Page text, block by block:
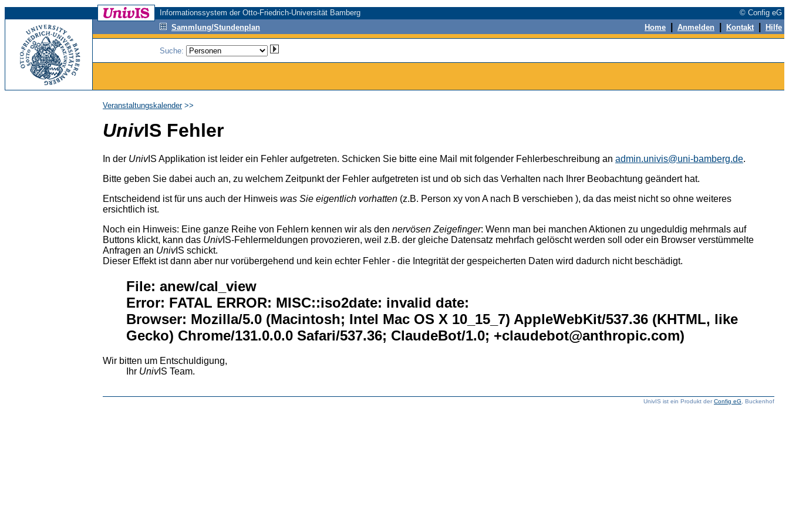
Informationssystem der Otto-Friedrich-Universität Bamberg
© Config eG
Sammlung/Stundenplan
Home Anmelden Kontakt Hilfe
Suche:
Veranstaltungskalender>>
UnivIS Fehler
In der UnivIS Applikation ist leider ein Fehler aufgetreten. Schicken Sie bitte eine Mail mit folgender Fehlerbeschreibung an admin.univis@uni-bamberg.de.
Bitte geben Sie dabei auch an, zu welchem Zeitpunkt der Fehler aufgetreten ist und ob sich das Verhalten nach Ihrer Beobachtung geändert hat.
Entscheidend ist für uns auch der Hinweis was Sie eigentlich vorhatten (z.B. Person xy von A nach B verschieben ), da das meist nicht so ohne weiteres
ersichtlich ist.
Noch ein Hinweis: Eine ganze Reihe von Fehlern kennen wir als den nervösen Zeigefinger: Wenn man bei manchen Aktionen zu ungeduldig mehrmals auf
Buttons klickt, kann das UnivIS-Fehlermeldungen provozieren, weil z.B. der gleiche Datensatz mehrfach gelöscht werden soll oder ein Browser verstümmelte
Anfragen an UnivIS schickt.
Dieser Effekt ist dann aber nur vorübergehend und kein echter Fehler - die Integrität der gespeicherten Daten wird dadurch nicht beschädigt.
File: anew/cal_view
Error: FATAL ERROR: MISC::iso2date: invalid date:
Browser: Mozilla/5.0 (Macintosh; Intel Mac OS X 10_15_7) AppleWebKit/537.36 (KHTML, like
Gecko) Chrome/131.0.0.0 Safari/537.36; ClaudeBot/1.0; +claudebot@anthropic.com)
Wir bitten um Entschuldigung,
Ihr UnivIS Team.
UnivIS ist ein Produkt derConfig eG , Buckenhof